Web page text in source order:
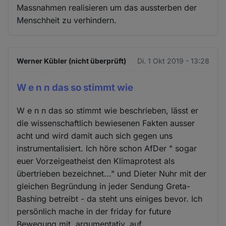
Massnahmen realisieren um das aussterben der
Menschheit zu verhindern.
Werner Kübler (nicht überprüft) Di. 1 Okt 2019 - 13:28
W e n n das so stimmt wie
W e n n das so stimmt wie beschrieben, lässt er
die wissenschaftlich bewiesenen Fakten ausser
acht und wird damit auch sich gegen uns
instrumentalisiert. Ich höre schon AfDer " sogar
euer Vorzeigeatheist den Klimaprotest als
übertrieben bezeichnet..." und Dieter Nuhr mit der
gleichen Begründung in jeder Sendung Greta-
Bashing betreibt - da steht uns einiges bevor. Ich
persönlich mache in der friday for future